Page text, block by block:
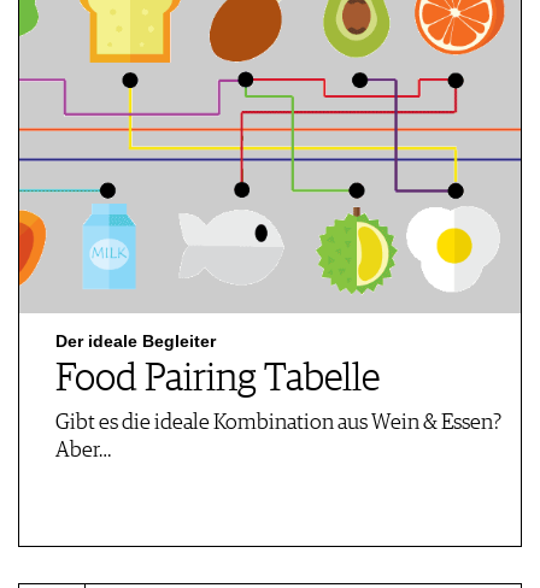
Der ideale Begleiter
Food Pairing Tabelle
Gibt es die ideale Kombination aus Wein & Essen?
Aber…